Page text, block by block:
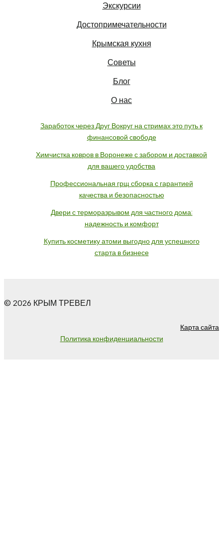
Экскурсии
Достопримечательности
Крымская кухня
Советы
Блог
О нас
Заработок через Друг Вокруг на стримах это путь к
финансовой свободе
Химчистка ковров в Воронеже с забором и доставкой
для вашего удобства
Профессиональная грщ сборка с гарантией
качества и безопасностью
Двери с терморазрывом для частного дома:
надежность и комфорт
Купить косметику атоми выгодно для успешного
старта в бизнесе
© 2026 КРЫМ ТРЕВЕЛ
Карта сайта
Политика конфиденциальности